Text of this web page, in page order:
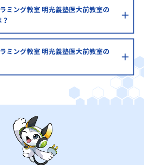
ミング教室 明光義塾医大前教室の
ミング教室 明光義塾医大前教室の